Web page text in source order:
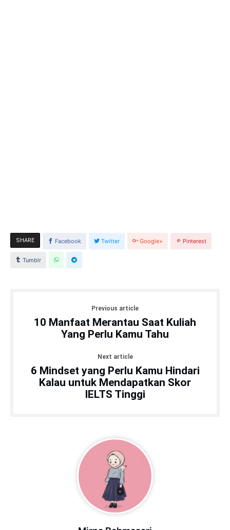
SHARE Facebook Twitter Google+ Pinterest
Tumblr
Previous article
10 Manfaat Merantau Saat Kuliah
Yang Perlu Kamu Tahu
Next article
6 Mindset yang Perlu Kamu Hindari
Kalau untuk Mendapatkan Skor
IELTS Tinggi